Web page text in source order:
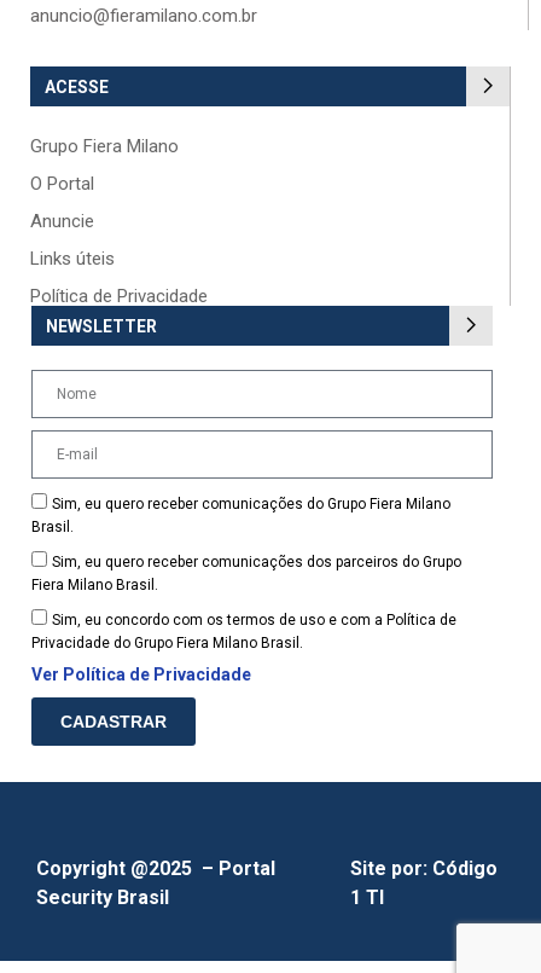
anuncio@fieramilano.com.br
ACESSE
Grupo Fiera Milano
O Portal
Anuncie
Links úteis
Política de Privacidade
NEWSLETTER
Sim, eu quero receber comunicações do Grupo Fiera Milano
Brasil.
Sim, eu quero receber comunicações dos parceiros do Grupo
Fiera Milano Brasil.
Sim, eu concordo com os termos de uso e com a Política de
Privacidade do Grupo Fiera Milano Brasil.
Ver Política de Privacidade
CADASTRAR
Copyright @2025 – Portal
Security Brasil
Site por: Código
1 TI